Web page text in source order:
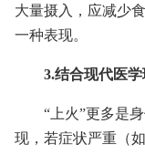
大量摄入，应减少
一种表现。
3.结合现代医
“上火”更多是
现，若症状严重（